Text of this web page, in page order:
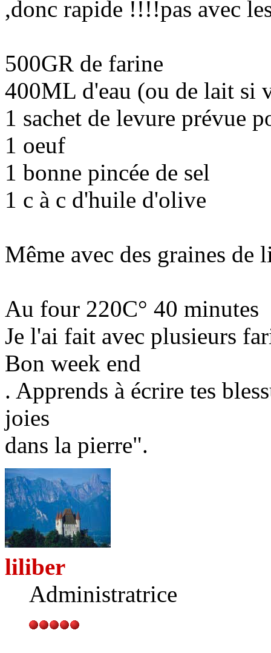
,donc rapide !!!!pas avec
500GR de farine
400ML d'eau (ou de lait si
1 sachet de levure prévue
1 oeuf
1 bonne pincée de sel
1 c à c d'huile d'olive
Même avec des graines
Au four 220C° 40 minutes
Je l'ai fait avec plusieurs
Bon week end
. Apprends à écrire tes
joies
dans la pierre".
liliber
Administratrice